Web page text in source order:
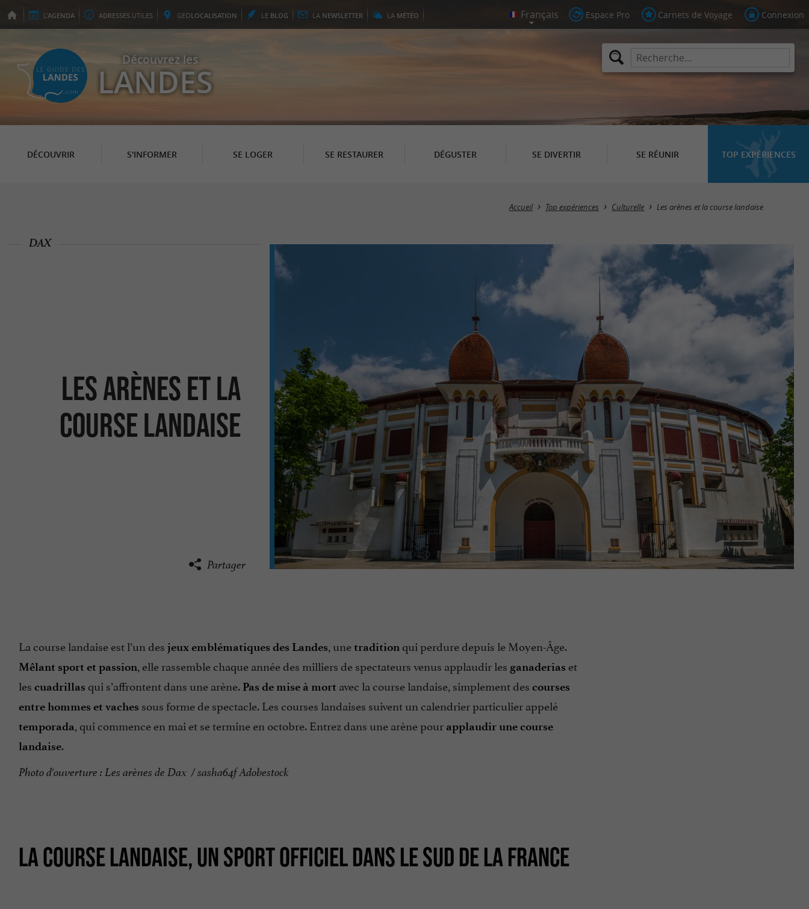
L'AGENDA ADRESSES UTILES GEOLOCALISATION LE BLOG LA NEWSLETTER LA MÉTÉO Espace Pro Carnets de Voyage Connexion
Découvrez les
LANDES
DÉCOUVRIR S'INFORMER SE LOGER SE RESTAURER DÉGUSTER SE DIVERTIR SE RÉUNIR TOP EXPÉRIENCES
Accueil Top expériences Culturelle Les arènes et la course landaise
Les arènes et la
course landaise
DAX
Partager
La course landaise est l’un des jeux emblématiques des Landes, unetraditionqui perdure depuis le Moyen-Âge.
Mêlant sport et passion, elle rassemble chaque année des milliers de spectateurs venus applaudir les ganaderias et
les cuadrillas qui s’affrontent dans une arène. Pas de mise à mort avec la course landaise, simplement des courses
entre hommes et vaches sous forme de spectacle. Les courses landaises suivent un calendrier particulier appelé
temporada, qui commence en mai et se termine en octobre. Entrez dans une arène pour applaudir une course
landaise.
Photo d'ouverture : Les arènes de Dax / sasha64f Adobestock
LA COURSE LANDAISE, UN SPORT OFFICIEL DANS LE SUD DE LA FRANCE